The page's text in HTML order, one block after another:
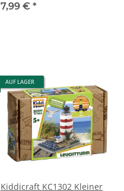
7,99 € *
AUF LAGER
Kiddicraft KC1302 Kleiner